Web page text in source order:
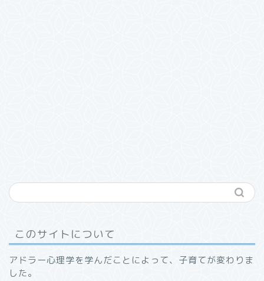
このサイトについて
アドラー心理学を学んだことによって、子育てが変わりま
した。